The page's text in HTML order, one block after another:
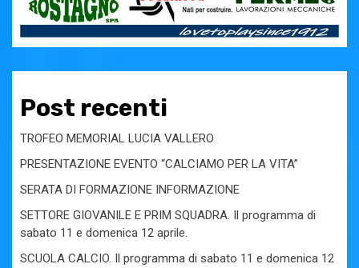
Post recenti
TROFEO MEMORIAL LUCIA VALLERO
PRESENTAZIONE EVENTO “CALCIAMO PER LA VITA”
SERATA DI FORMAZIONE INFORMAZIONE
SETTORE GIOVANILE E PRIM SQUADRA. Il programma di
sabato 11 e domenica 12 aprile.
SCUOLA CALCIO. Il programma di sabato 11 e domenica 12